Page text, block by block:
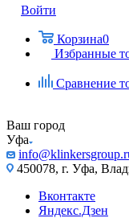
Войти
Корзина0
Избранные
Сравнение
Ваш город
Уфа
450078, г. Уфа,
Вконтакте
Яндекс.Дзен